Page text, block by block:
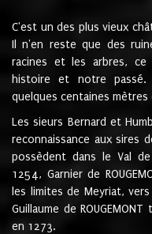
C'est un des plus vieux
Il n'en reste que des
racines et les arbres,
histoire et notre
quelques centaines mètres
Les sieurs Bernard et
reconnaissance aux sires
possèdent dans le Val
1254, Garnier de
les limites de Meyriat,
Guillaume de
en 1273.